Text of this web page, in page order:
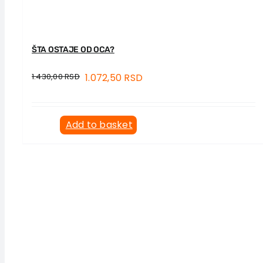
ŠTA OSTAJE OD OCA?
1.430,00RSD 1.072,50 RSD
Add to basket